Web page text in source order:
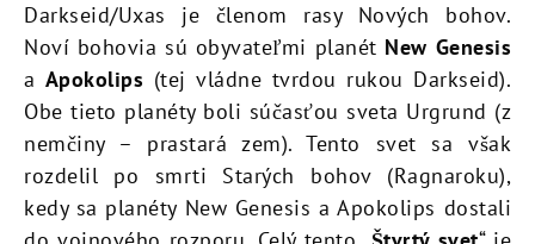
Darkseid/Uxas je členom rasy Nových bohov.
Noví bohovia sú obyvateľmi planét New Genesis
a Apokolips (tej vládne tvrdou rukou Darkseid).
Obe tieto planéty boli súčasťou sveta Urgrund (z
nemčiny – prastará zem). Tento svet sa však
rozdelil po smrti Starých bohov (Ragnaroku),
kedy sa planéty New Genesis a Apokolips dostali